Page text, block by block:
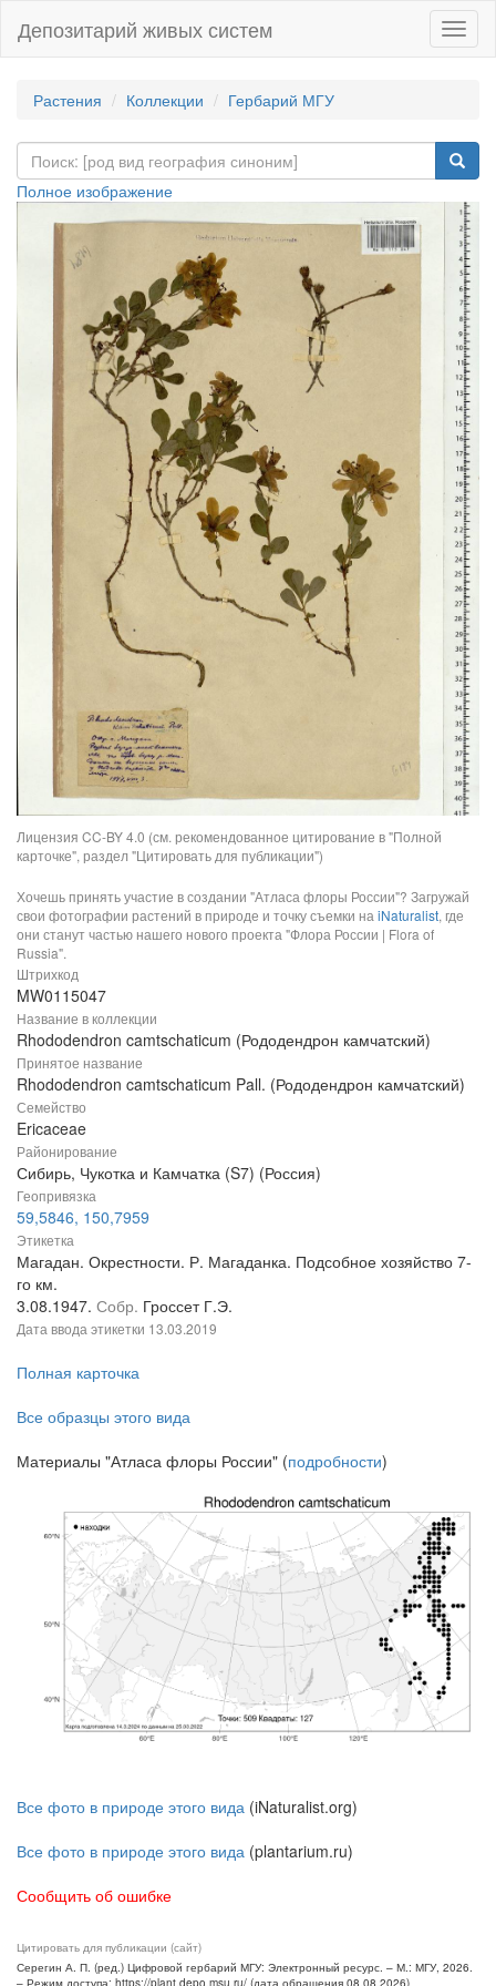
Депозитарий живых систем
Растения Коллекции Гербарий МГУ
Полное изображение
Лицензия CC-BY 4.0 (см. рекомендованное цитирование в "Полной
карточке", раздел "Цитировать для публикации")
Хочешь принять участие в создании "Атласа флоры России"? Загружай
свои фотографии растений в природе и точку съемки наiNaturalist, где
они станут частью нашего нового проекта "Флора России | Flora of
Russia".
Штрихкод
MW0115047
Название в коллекции
Rhododendron camtschaticum (Рододендрон камчатский)
Принятое название
Rhododendron camtschaticum Pall. (Рододендрон камчатский)
Семейство
Ericaceae
Районирование
Сибирь, Чукотка и Камчатка (S7) (Россия)
Геопривязка
59,5846, 150,7959
Этикетка
Магадан. Окрестности. Р. Магаданка. Подсобное хозяйство 7-
го км.
3.08.1947. Собр. Гроссет Г.Э.
Дата ввода этикетки 13.03.2019
Полная карточка
Все образцы этого вида
Материалы "Атласа флоры России" (подробности)
Все фото в природе этого вида (iNaturalist.org)
Все фото в природе этого вида (plantarium.ru)
Сообщить об ошибке
Цитировать для публикации (сайт)
Серегин А. П. (ред.) Цифровой гербарий МГУ: Электронный ресурс. – М.: МГУ, 2026.